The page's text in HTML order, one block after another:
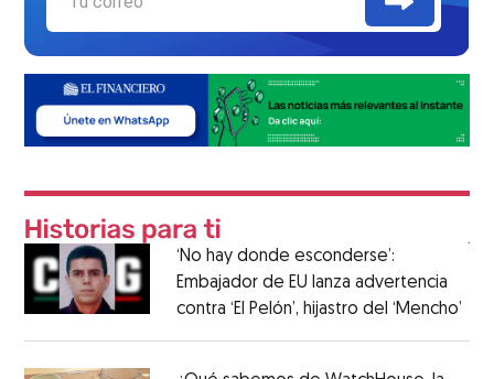
‘No hay donde esconderse’:
Embajador de EU lanza advertencia
contra ‘El Pelón’, hijastro del ‘Mencho’